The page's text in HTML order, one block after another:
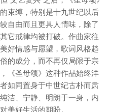
束缚，特别是十九世纪以后
自由而且更具人情味，除了
它戒律均被打破。作曲家往
好情感与愿望，歌词风格趋
的成分，而不再仅局限于宗
《圣母颂》这种作品始终洋
如同置身于中世纪古朴而肃
洁、宁静、明朗于一身，内
美好生活的期盼。